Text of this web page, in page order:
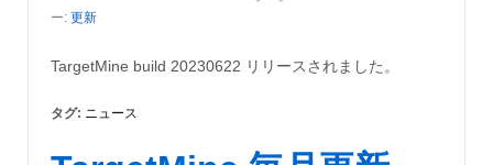
ー: 更新
TargetMine build 20230622 リリースされました。
タグ: ニュース